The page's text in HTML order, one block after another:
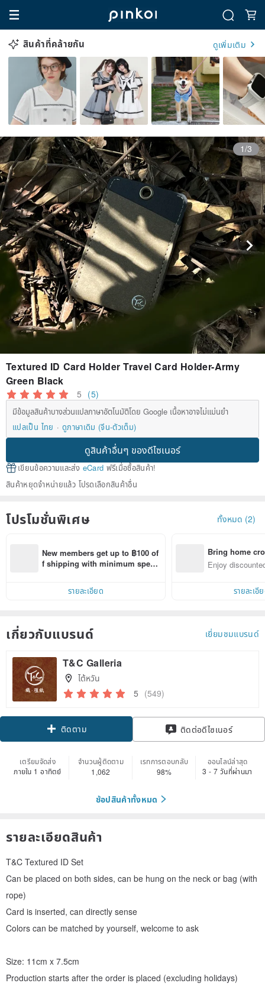
สินค้าที่คล้ายกัน ดูเพิ่มเติม
1/3
Textured ID Card Holder Travel Card Holder-Army
Green Black
5 (5)
มีข้อมูลสินค้าบางส่วนแปลภาษาอัตโนมัติโดย Google เนื้อหาอาจไม่แม่นยำ
แปลเป็น ไทย
ดูภาษาเดิม (จีน-ตัวเต็ม)
ดูสินค้าอื่นๆ ของดีไซเนอร์
เขียนข้อความและส่ง eCard ฟรีเมื่อซื้อสินค้า!
สินค้าหยุดจำหน่ายแล้ว โปรดเลือกสินค้าอื่น
โปรโมชั่นพิเศษ ทั้งหมด (2)
New members get up to ฿100 of
f shipping with minimum spen
within 7 days!
รายละเอียด
Bring home
n with ease
Enjoy
รายละเอี
เกี่ยวกับแบรนด์ เยี่ยมชมแบรนด์
T&C Galleria
ไต้หวัน
5 (549)
ติดตาม ติดต่อดีไซเนอร์
เตรียมจัดส่ง
ภายใน 1 อาทิตย์
จำนวนผู้ติดตาม
1,062
เรทการตอบกลับ
98%
ออนไลน์ล่าสุด
3 - 7 วันที่ผ่านมา
ช้อปสินค้าทั้งหมด
รายละเอียดสินค้า
T&C Textured ID Set
Can be placed on both sides, can be hung on the neck or bag (with
rope)
Card is inserted, can directly sense
Colors can be matched by yourself, welcome to ask
Size: 11cm x 7.5cm
Production starts after the order is placed (excluding holidays)